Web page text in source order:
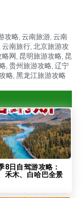
攻略, 云南旅游, 云南
云南旅行, 北京旅游攻
网, 昆明旅游攻略, 昆
, 贵州旅游攻略, 辽宁
略, 黑龙江旅游攻略
8日自驾游攻略：
禾木、白哈巴全景